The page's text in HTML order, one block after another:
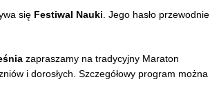
się Festiwal Nauki . Jego hasło przewodnie
zapraszamy na tradycyjny Maraton
i dorosłych. Szczegółowy program można